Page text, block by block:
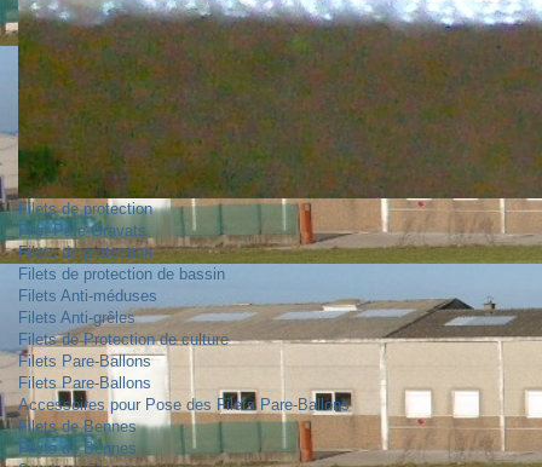
Filets de protection
Filet Pare-Gravats
Filets de protection
Filets de protection de bassin
Filets Anti-méduses
Filets Anti-grêles
Filets de Protection de culture
Filets Pare-Ballons
Filets Pare-Ballons
Accessoires pour Pose des Filets Pare-Ballons
Filets de Bennes
Filets de Bennes